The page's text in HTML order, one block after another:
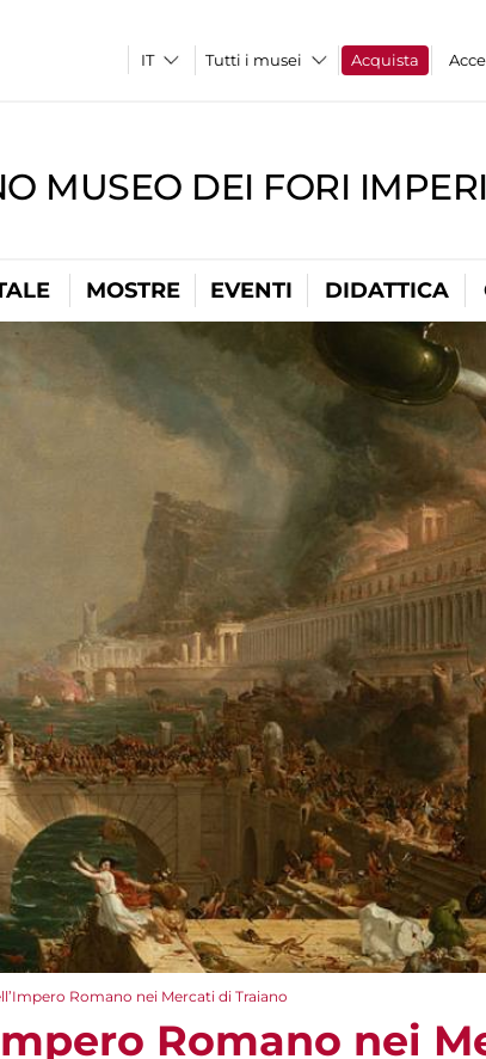
Tutti i musei Acquista
MUSEO DEI FORI
MOSTRE EVENTI DIDATTICA
Romano nei Mercati di Traiano
Romano nei